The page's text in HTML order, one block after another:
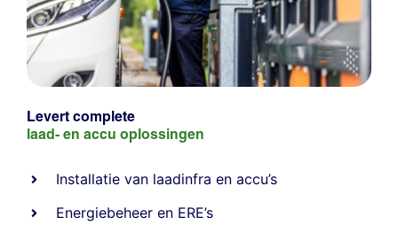
Levert complete
laad- en accu oplossingen
Installatie van laadinfra en accu’s
Energiebeheer en ERE’s